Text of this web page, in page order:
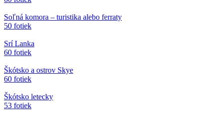
Soľná komora – turistika alebo ferraty
50 fotiek
Srí Lanka
60 fotiek
Škótsko a ostrov Skye
60 fotiek
Škótsko letecky
53 fotiek